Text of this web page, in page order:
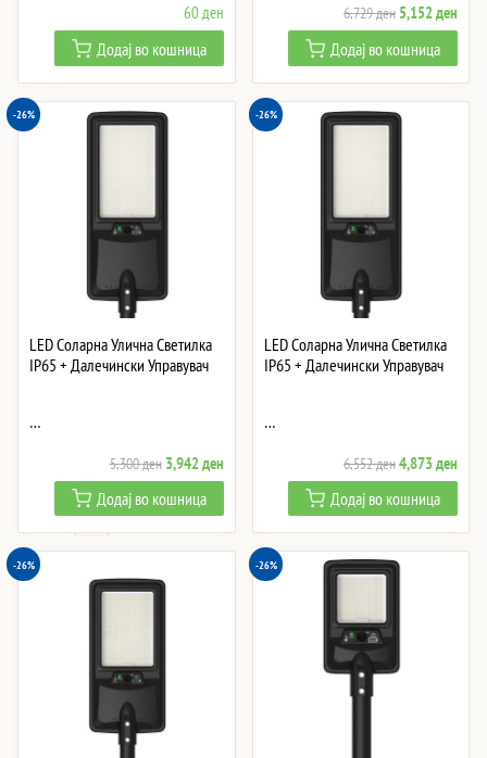
60ден
Додај во кошница
6,729ден Original
price
was:
6,729 ден.
5,152ден
price
is:
Додај во кошница
-26%
LED Соларна Улична Светилка
IP65 + Далечински Управувач
…
5,300ден Original
price
was:
5,300 ден.
3,942денCurrent
price
is:
3,942 ден.
Додај во кошница
-26%
LED Соларна Улична Светилка
IP65 + Далечински Управувач
…
6,552денOriginal
price
was:
6,552 ден.
4,873ден
price
is:
Додај во кошница
-26% -26%